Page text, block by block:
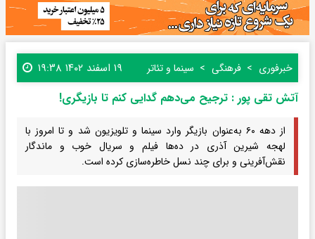
خبرفوری فرهنگی سینما و تئاتر ۱۹ اسفند ۱۴۰۲ ۱۹:۳۸
آتش تقی پور : ترجیح می‌دهم گدایی کنم تا بازیگری!
از دهه ۶۰ به‌عنوان بازیگر وارد سینما و تلویزیون شد و تا امروز با
لهجه شیرین آذری در ده‌ها فیلم و سریال خوب و ماندگار
نقش‌آفرینی و برای چند نسل خاطره‌سازی کرده است.